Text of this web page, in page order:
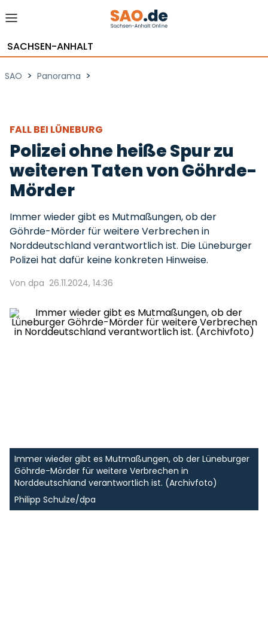
SACHSEN-ANHALT
SAO > Panorama >
FALL BEI LÜNEBURG
Polizei ohne heiße Spur zu
weiteren Taten von Göhrde-
Mörder
Immer wieder gibt es Mutmaßungen, ob der
Göhrde-Mörder für weitere Verbrechen in
Norddeutschland verantwortlich ist. Die Lüneburger
Polizei hat dafür keine konkreten Hinweise.
Von dpa 26.11.2024, 14:36
Immer wieder gibt es Mutmaßungen, ob der Lüneburger
Göhrde-Mörder für weitere Verbrechen in
Norddeutschland verantwortlich ist. (Archivfoto)
Philipp Schulze/dpa